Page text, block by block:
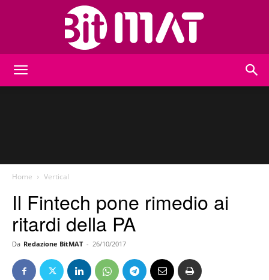
Home Vertical
Il Fintech pone rimedio ai
ritardi della PA
Da Redazione BitMAT - 26/10/2017